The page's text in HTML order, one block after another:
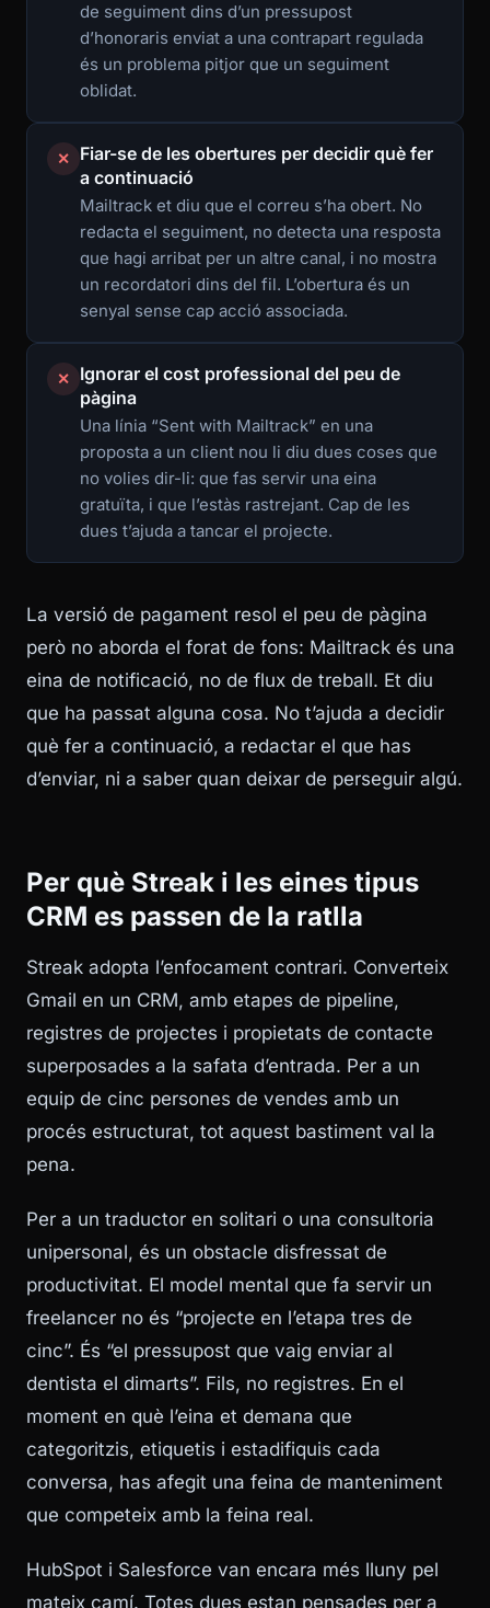
de seguiment dins d’un pressupost
d’honoraris enviat a una contrapart regulada
és un problema pitjor que un seguiment
oblidat.
✕
Fiar-se de les obertures per decidir què fer
a continuació
Mailtrack et diu que el correu s’ha obert. No
redacta el seguiment, no detecta una resposta
que hagi arribat per un altre canal, i no mostra
un recordatori dins del fil. L’obertura és un
senyal sense cap acció associada.
✕
Ignorar el cost professional del peu de
pàgina
Una línia “Sent with Mailtrack” en una
proposta a un client nou li diu dues coses que
no volies dir-li: que fas servir una eina
gratuïta, i que l’estàs rastrejant. Cap de les
dues t’ajuda a tancar el projecte.
La versió de pagament resol el peu de pàgina
però no aborda el forat de fons: Mailtrack és una
eina de notificació, no de flux de treball. Et diu
que ha passat alguna cosa. No t’ajuda a decidir
què fer a continuació, a redactar el que has
d’enviar, ni a saber quan deixar de perseguir algú.
Per què Streak i les eines tipus
CRM es passen de la ratlla
Streak adopta l’enfocament contrari. Converteix
Gmail en un CRM, amb etapes de pipeline,
registres de projectes i propietats de contacte
superposades a la safata d’entrada. Per a un
equip de cinc persones de vendes amb un
procés estructurat, tot aquest bastiment val la
pena.
Per a un traductor en solitari o una consultoria
unipersonal, és un obstacle disfressat de
productivitat. El model mental que fa servir un
freelancer no és “projecte en l’etapa tres de
cinc”. És “el pressupost que vaig enviar al
dentista el dimarts”. Fils, no registres. En el
moment en què l’eina et demana que
categoritzis, etiquetis i estadifiquis cada
conversa, has afegit una feina de manteniment
que competeix amb la feina real.
HubSpot i Salesforce van encara més lluny pel
mateix camí. Totes dues estan pensades per a